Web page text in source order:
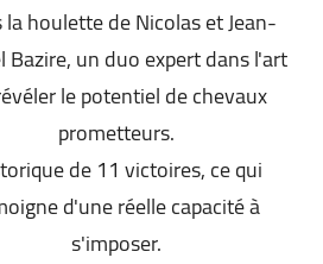
la houlette de Nicolas et Jean-
Bazire, un duo expert dans l'art
le potentiel de chevaux
prometteurs.
de 11 victoires, ce qui
d'une réelle capacité à
s'imposer.